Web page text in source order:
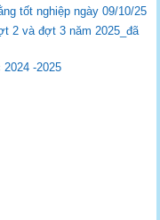
tốt nghiệp ngày 09/10/25
2 và đợt 3 năm 2025_đã
-2025